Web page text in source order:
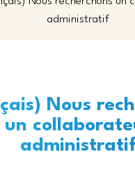
administratif
Nous
un
administratif